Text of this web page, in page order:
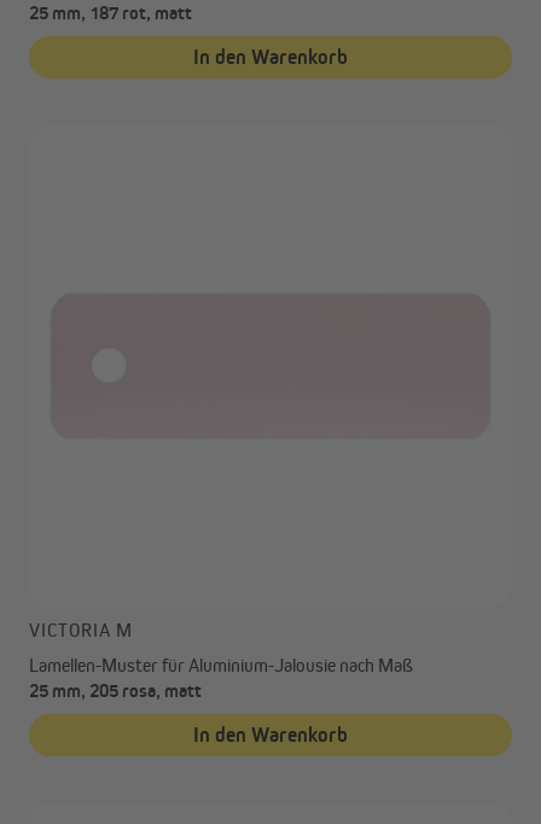
25 mm, 187 rot, matt
In den Warenkorb
VICTORIA M
Lamellen-Muster für Aluminium-Jalousie nach Maß
25 mm, 205 rosa, matt
In den Warenkorb